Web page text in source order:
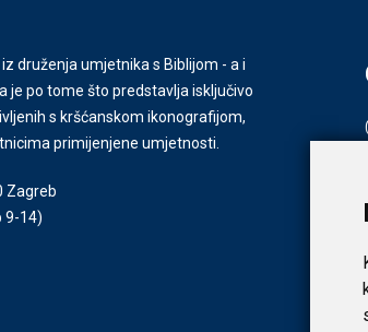
druženja umjetnika s Biblijom - a i
je po tome što predstavlja isključivo
s kršćanskom ikonografijom,
primijenjene umjetnosti.
Zagreb
9-14)